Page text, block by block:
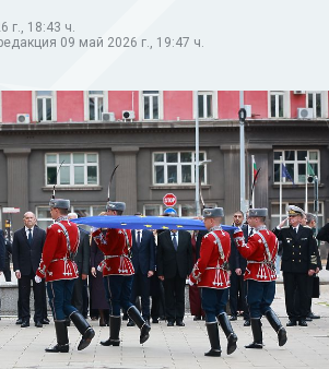
г., 18:43 ч.
09 май 2026 г., 19:47 ч.